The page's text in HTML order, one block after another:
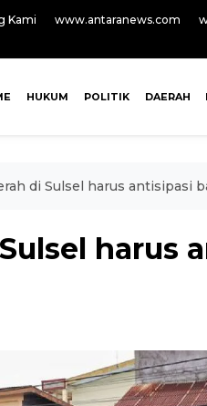
Kami www.antaranews.com
HUKUM POLITIK DAERAH
di Sulsel harus antisipasi
harus